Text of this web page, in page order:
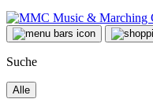
Suche
Alle